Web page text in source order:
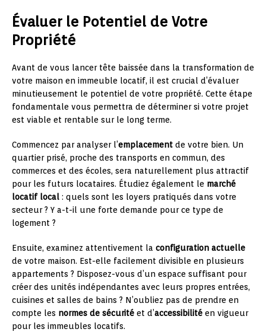
Évaluer le Potentiel de Votre
Propriété
Avant de vous lancer tête baissée dans la transformation de
votre maison en immeuble locatif, il est crucial d’évaluer
minutieusement le potentiel de votre propriété. Cette étape
fondamentale vous permettra de déterminer si votre projet
est viable et rentable sur le long terme.
Commencez par analyser l’emplacement de votre bien. Un
quartier prisé, proche des transports en commun, des
commerces et des écoles, sera naturellement plus attractif
pour les futurs locataires. Étudiez également le marché
locatif local : quels sont les loyers pratiqués dans votre
secteur ? Y a-t-il une forte demande pour ce type de
logement ?
Ensuite, examinez attentivement la configuration actuelle
de votre maison. Est-elle facilement divisible en plusieurs
appartements ? Disposez-vous d’un espace suffisant pour
créer des unités indépendantes avec leurs propres entrées,
cuisines et salles de bains ? N’oubliez pas de prendre en
compte les normes de sécurité et d’accessibilité en vigueur
pour les immeubles locatifs.